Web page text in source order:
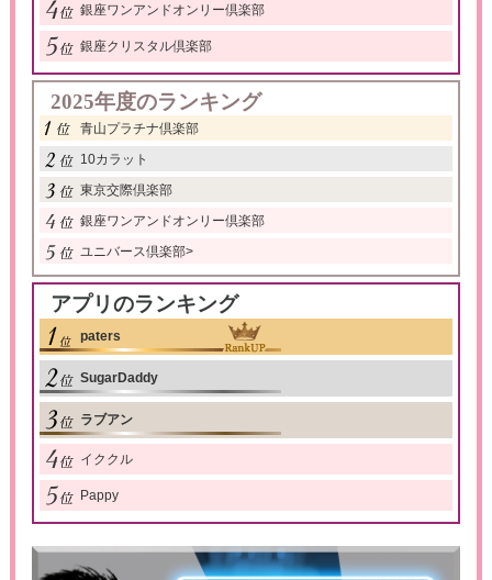
銀座ワンアンドオンリー倶楽部
銀座クリスタル倶楽部
2025年度のランキング
青山プラチナ倶楽部
10カラット
東京交際倶楽部
銀座ワンアンドオンリー倶楽部
ユニバース倶楽部>
アプリのランキング
paters
SugarDaddy
ラブアン
イククル
Pappy